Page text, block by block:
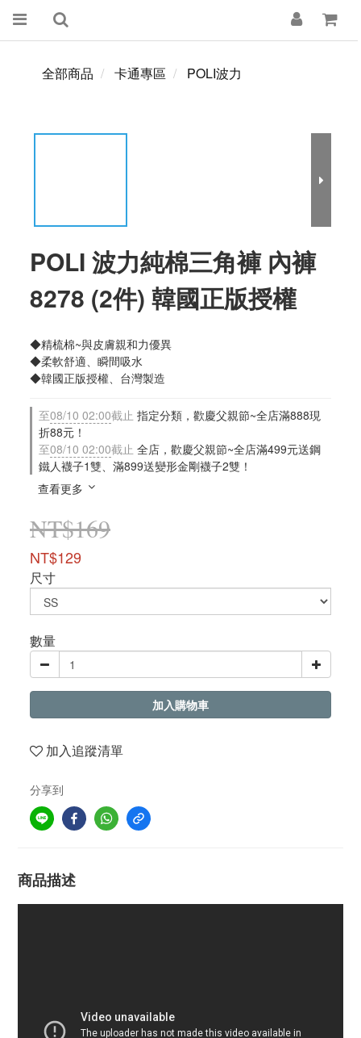
全部商品 卡通專區 POLI波力
POLI 波力純棉三角褲 內褲
8278 (2件) 韓國正版授權
◆精梳棉~與皮膚親和力優異
◆柔軟舒適、瞬間吸水
◆韓國正版授權、台灣製造
至08/10 02:00截止 指定分類，歡慶父親節~全店滿888現
折88元！
至08/10 02:00截止 全店，歡慶父親節~全店滿499元送鋼
鐵人襪子1雙、滿899送變形金剛襪子2雙！
查看更多
NT$169
NT$129
尺寸
數量
加入購物車
加入追蹤清單
分享到
商品描述